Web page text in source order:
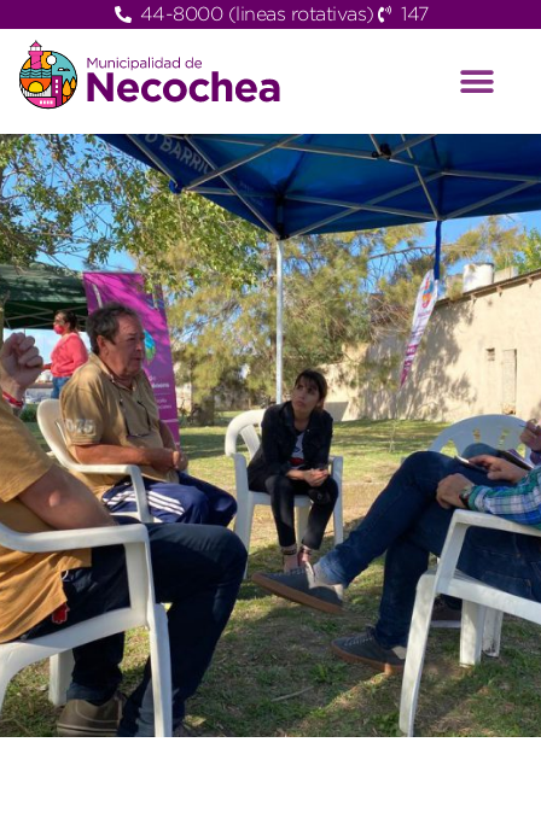
44-8000 (lineas rotativas) 147